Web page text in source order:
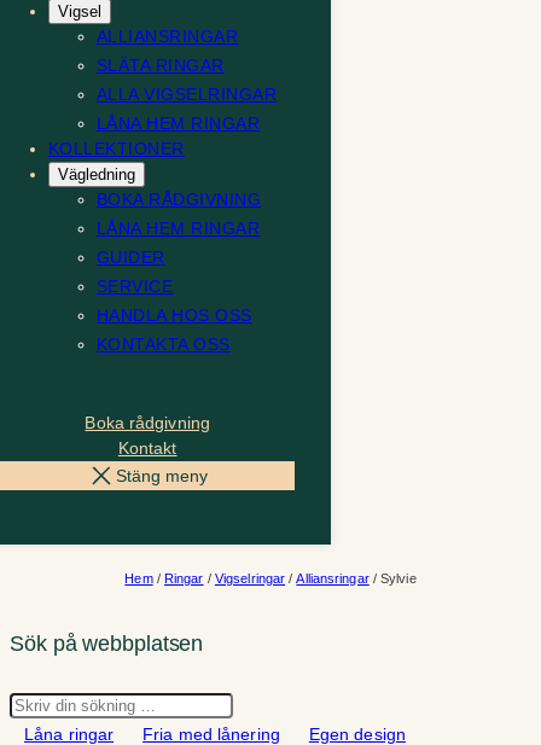
Vigsel
ALLIANSRINGAR
SLÄTA RINGAR
ALLA VIGSELRINGAR
LÅNA HEM RINGAR
KOLLEKTIONER
Vägledning
BOKA RÅDGIVNING
LÅNA HEM RINGAR
GUIDER
SERVICE
HANDLA HOS OSS
KONTAKTA OSS
Boka rådgivning
Kontakt
Stäng meny
Hem/ Ringar / Vigselringar /Alliansringar/ Sylvie
Sök på webbplatsen
Sök
Låna ringar
Fria med lånering
Egen design